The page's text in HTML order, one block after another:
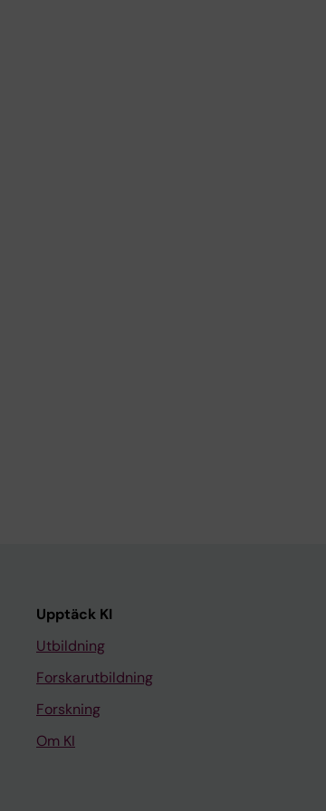
Upptäck KI
Utbildning
Forskarutbildning
Forskning
Om KI